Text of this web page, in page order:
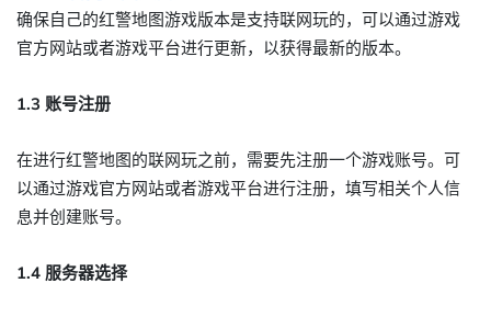
确保自己的红警地图游戏版本是支持联网玩的，可以通过游戏
官方网站或者游戏平台进行更新，以获得最新的版本。
1.3 账号注册
在进行红警地图的联网玩之前，需要先注册一个游戏账号。可
以通过游戏官方网站或者游戏平台进行注册，填写相关个人信
息并创建账号。
1.4 服务器选择